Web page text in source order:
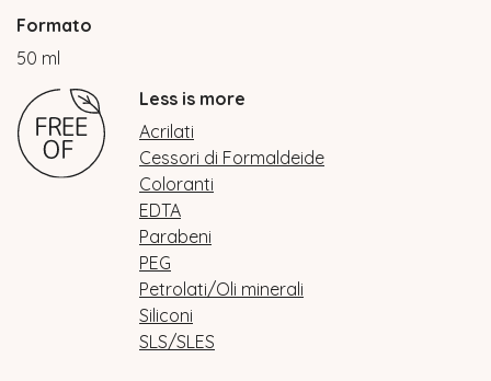
Formato
50 ml
Less is more
Acrilati
Cessori di Formaldeide
Coloranti
EDTA
Parabeni
PEG
Petrolati/Oli minerali
Siliconi
SLS/SLES